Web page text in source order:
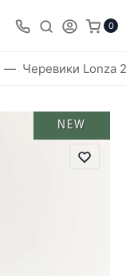
0
Черевики Lonza
NEW